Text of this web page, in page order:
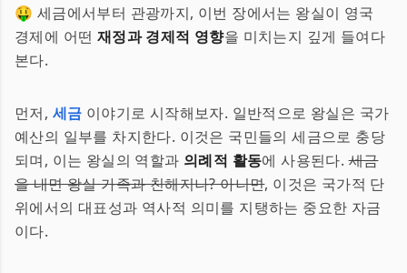
🤑 세금에서부터 관광까지, 이번 장에서는 왕실이 영국
경제에 어떤 재정과 경제적 영향을 미치는지 깊게 들여다
본다.
먼저, 세금 이야기로 시작해보자. 일반적으로 왕실은 국가
예산의 일부를 차지한다. 이것은 국민들의 세금으로 충당
되며, 이는 왕실의 역할과 의례적 활동에 사용된다.세금
을 내면 왕실 가족과 친해지나? 아니면, 이것은 국가적 단
위에서의 대표성과 역사적 의미를 지탱하는 중요한 자금
이다.